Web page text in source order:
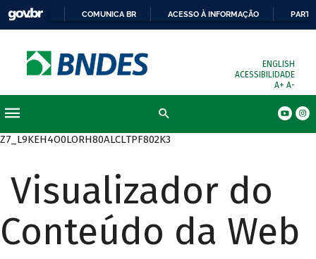
COMUNICA BR ACESSO À INFORMAÇÃO
ENGLISH
ACESSIBILIDADE
A+ A-
Z7_L9KEH4O0LORH80ALCLTPF802K3
Visualizador do
Conteúdo da Web